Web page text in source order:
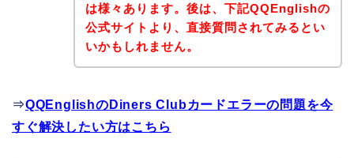
は様々あります。後は、下記QQEnglishの
公式サイトより、直接質問されてみるとい
いかもしれません。
⇒QQEnglishのDiners Clubカードエラーの問題を今
すぐ解決したい方はこちら